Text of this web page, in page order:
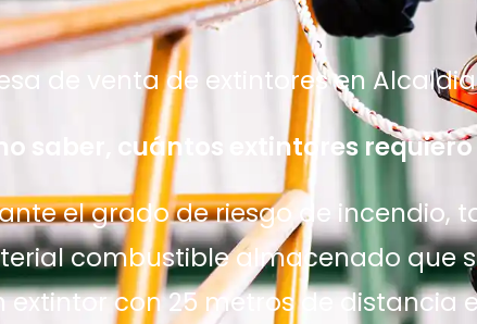
de venta de extintores en
saber, cuántos extintores
el grado de riesgo de incendio,
combustible almacenado que
con 25 metros de distancia